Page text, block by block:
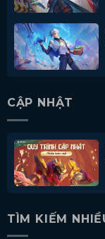
CẬP NHẬT
TÌM KIẾM